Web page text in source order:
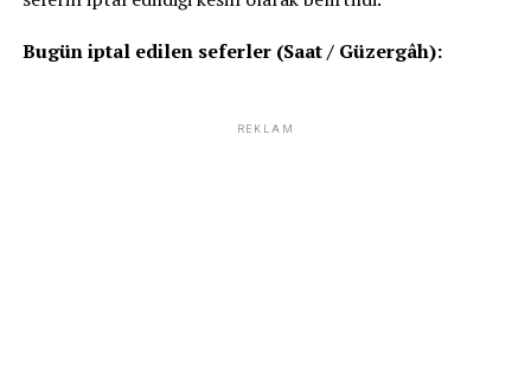
Bugün iptal edilen seferler (Saat / Güzergâh):
REKLAM